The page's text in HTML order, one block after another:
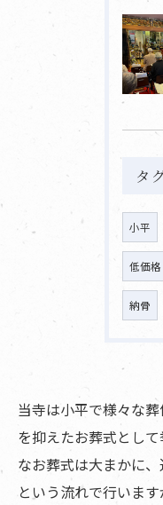
タ
小平
低価格
納骨
当寺は小平で様々な
を抑えたお葬式とし
なお葬式は大まかに
という流れで行いま